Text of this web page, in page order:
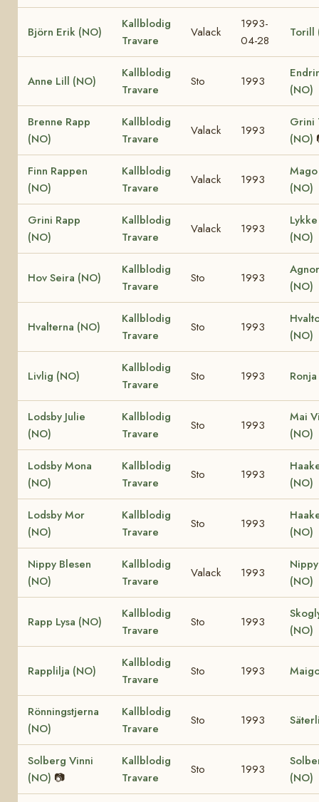
Björn Erik (NO)
Kallblodig
Travare
Valack
1993-
04-28
Torill
Anne Lill (NO)
Kallblodig
Travare
Sto 1993
(NO)
Brenne Rapp
(NO)
Kallblodig
Travare
Valack 1993
Grini
(NO)
Finn Rappen
(NO)
Kallblodig
Travare
Valack 1993
(NO)
Grini Rapp
(NO)
Kallblodig
Travare
Valack 1993
(NO)
Hov Seira (NO)
Kallblodig
Travare
Sto 1993
(NO)
Hvalterna (NO)
Kallblodig
Travare
Sto 1993
(NO)
Livlig (NO)
Kallblodig
Travare
Sto 1993
Lodsby Julie
(NO)
Kallblodig
Travare
Sto 1993
Mai
(NO)
Lodsby Mona
(NO)
Kallblodig
Travare
Sto 1993
(NO)
Lodsby Mor
(NO)
Kallblodig
Travare
Sto 1993
(NO)
Nippy Blesen
(NO)
Kallblodig
Travare
Valack 1993
(NO)
Rapp Lysa (NO)
Kallblodig
Travare
Sto 1993
(NO)
Rapplilja (NO)
Kallblodig
Travare
Sto 1993
Rönningstjerna
(NO)
Kallblodig
Travare
Sto 1993
Solberg Vinni
(NO) 📷
Kallblodig
Travare
Sto 1993
(NO)